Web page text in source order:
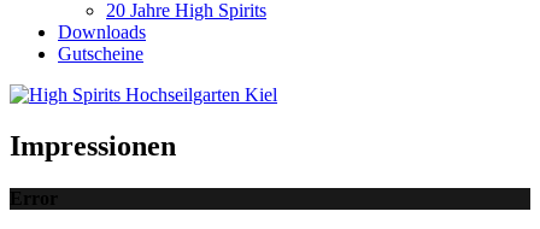
20 Jahre High Spirits
Downloads
Gutscheine
Impressionen
Error